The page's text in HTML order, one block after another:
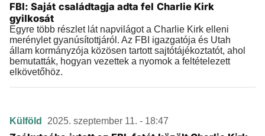
FBI: Saját családtagja adta fel Charlie Kirk
gyilkosát
Egyre több részlet lát napvilágot a Charlie Kirk elleni
merénylet gyanúsítottjáról. Az FBI igazgatója és Utah
állam kormányzója közösen tartott sajtótájékoztatót, ahol
bemutatták, hogyan vezettek a nyomok a feltételezett
elkövetőhöz.
Külföld 2025. szeptember 11. - 18:47